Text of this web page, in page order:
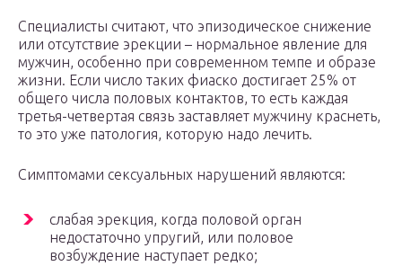
Специалисты считают, что эпизодическое снижение
или отсутствие эрекции – нормальное явление для
мужчин, особенно при современном темпе и образе
жизни. Если число таких фиаско достигает 25% от
общего числа половых контактов, то есть каждая
третья-четвертая связь заставляет мужчину краснеть,
то это уже патология, которую надо лечить.
Симптомами сексуальных нарушений являются:
слабая эрекция, когда половой орган
недостаточно упругий, или половое
возбуждение наступает редко;